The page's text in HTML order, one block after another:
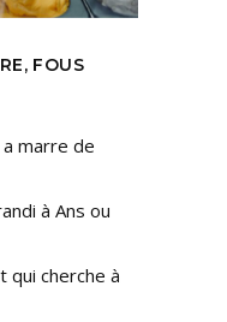
FOUS
marre de
à Ans ou
qui cherche à